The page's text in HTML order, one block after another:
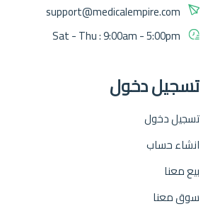
support@medicalempire.com
Sat - Thu : 9:00am - 5:00pm
تسجيل دخول
تسجيل دخول
انشاء حساب
بيع معنا
سوق معنا